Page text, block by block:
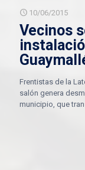
10/06/2015
Vecinos
Frentistas de la
salón genera
municipio, que